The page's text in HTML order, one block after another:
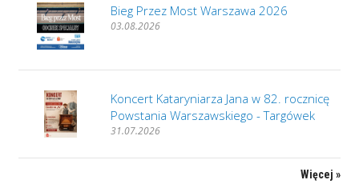
Bieg Przez Most Warszawa 2026
03.08.2026
Koncert Kataryniarza Jana w 82. rocznicę
Powstania Warszawskiego - Targówek
31.07.2026
Więcej »